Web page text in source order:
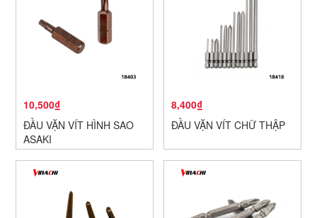
10,500₫
ĐẦU VẶN VÍT HÌNH SAO
ASAKI
8,400₫
ĐẦU VẶN VÍT CHỮ THẬP